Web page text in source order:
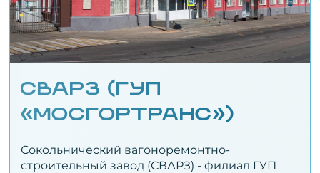
СВАРЗ (ГУП
«МОСГОРТРАНС»)
Сокольнический вагоноремонтно-
строительный завод (СВАРЗ) - филиал ГУП